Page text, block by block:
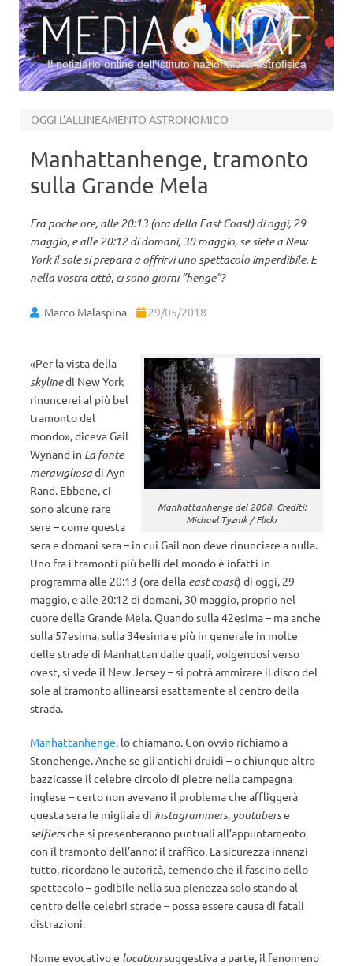
Il notiziario online dell’Istituto nazionale di astrofisica
OGGI L’ALLINEAMENTO ASTRONOMICO
Manhattanhenge, tramonto
sulla Grande Mela
Fra poche ore, alle 20:13 (ora della East Coast) di oggi, 29
maggio, e alle 20:12 di domani, 30 maggio, se siete a New
York il sole si prepara a offrirvi uno spettacolo imperdibile. E
nella vostra città, ci sono giorni ”henge”?
Marco Malaspina 29/05/2018
Manhattanhenge del 2008. Crediti:
Michael Tyznik / Flickr
«Per la vista della
skylinedi New York
rinuncerei al più bel
tramonto del
mondo», diceva Gail
Wynand in La fonte
meravigliosadi Ayn
Rand. Ebbene, ci
sono alcune rare
sere – come questa
sera e domani sera – in cui Gail non deve rinunciare a nulla.
Uno fra i tramonti più belli del mondo è infatti in
programma alle 20:13 (ora della east coast) di oggi, 29
maggio, e alle 20:12 di domani, 30 maggio, proprio nel
cuore della Grande Mela. Quando sulla 42esima – ma anche
sulla 57esima, sulla 34esima e più in generale in molte
delle strade di Manhattan dalle quali, volgendosi verso
ovest, si vede il New Jersey – si potrà ammirare il disco del
sole al tramonto allinearsi esattamente al centro della
strada.
Manhattanhenge, lo chiamano. Con ovvio richiamo a
Stonehenge. Anche se gli antichi druidi – o chiunque altro
bazzicasse il celebre circolo di pietre nella campagna
inglese – certo non avevano il problema che affliggerà
questa sera le migliaia di instagrammers, youtuberse
selfiersche si presenteranno puntuali all’appuntamento
con il tramonto dell’anno: il traffico. La sicurezza innanzi
tutto, ricordano le autorità, temendo che il fascino dello
spettacolo – godibile nella sua pienezza solo stando al
centro delle celebri strade – possa essere causa di fatali
distrazioni.
Nome evocativo e locationsuggestiva a parte, il fenomeno